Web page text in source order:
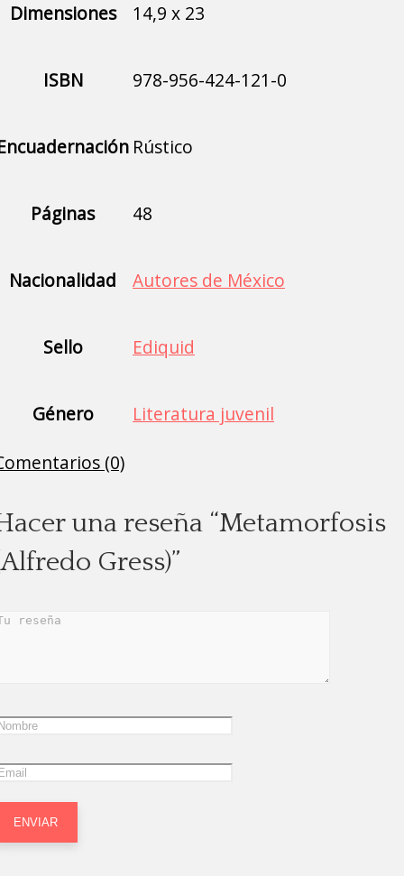
Dimensiones 14,9 x 23
ISBN 978-956-424-121-0
Rústico
Páginas 48
Nacionalidad Autores de México
Sello Ediquid
Género
Literatura juvenil
(0)
una reseña “Metamorfosis
Gress)”